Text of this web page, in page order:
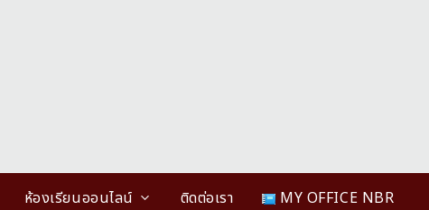
ห้องเรียนออนไลน์ ติดต่อเรา MY OFFICE NBR